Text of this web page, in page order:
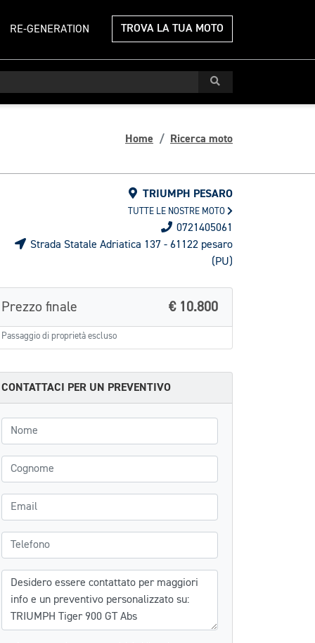
RE-GENERATION TROVA LA TUA MOTO
Home Ricerca moto
TRIUMPH PESARO
TUTTE LE NOSTRE MOTO
0721405061
Strada Statale Adriatica 137 - 61122 pesaro
(PU)
Prezzo finale € 10.800
Passaggio di proprietà escluso
CONTATTACI PER UN PREVENTIVO
Nome
Cognome
Email
Telefono
Messaggio